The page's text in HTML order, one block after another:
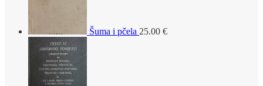
Šuma i pčela 25.00 €